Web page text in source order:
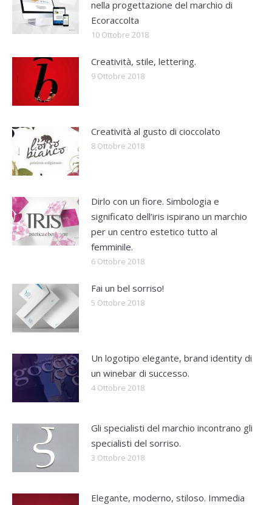
nella progettazione del marchio di
Ecoraccolta
10 Ottobre 2018
Creatività, stile, lettering.
9 Ottobre 2018
Creatività al gusto di cioccolato
8 Ottobre 2018
Dirlo con un fiore. Simbologia e
significato dell’iris ispirano un marchio
per un centro estetico tutto al
femminile.
6 Ottobre 2018
Fai un bel sorriso!
5 Ottobre 2018
Un logotipo elegante, brand identity di
un winebar di successo.
4 Ottobre 2018
Gli specialisti del marchio incontrano gli
specialisti del sorriso.
3 Ottobre 2018
Elegante, moderno, stiloso. Immedia